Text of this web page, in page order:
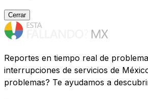
Cerrar
Reportes en tiempo real de
interrupciones de servicios de
problemas? Te ayudamos a